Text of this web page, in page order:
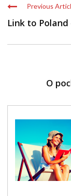
Previous
Link to
O